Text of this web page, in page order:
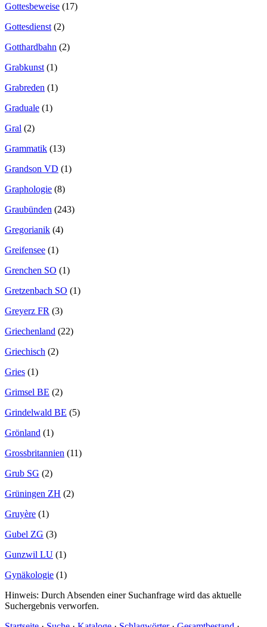
Gottesbeweise (17)
Gottesdienst (2)
Gotthardbahn (2)
Grabkunst (1)
Grabreden (1)
Graduale (1)
Gral (2)
Grammatik (13)
Grandson VD (1)
Graphologie (8)
Graubünden (243)
Gregorianik (4)
Greifensee (1)
Grenchen SO (1)
Gretzenbach SO (1)
Greyerz FR (3)
Griechenland (22)
Griechisch (2)
Gries (1)
Grimsel BE (2)
Grindelwald BE (5)
Grönland (1)
Grossbritannien (11)
Grub SG (2)
Grüningen ZH (2)
Gruyère (1)
Gubel ZG (3)
Gunzwil LU (1)
Gynäkologie (1)
Hinweis: Durch Absenden einer Suchanfrage wird das aktuelle
Suchergebnis verworfen.